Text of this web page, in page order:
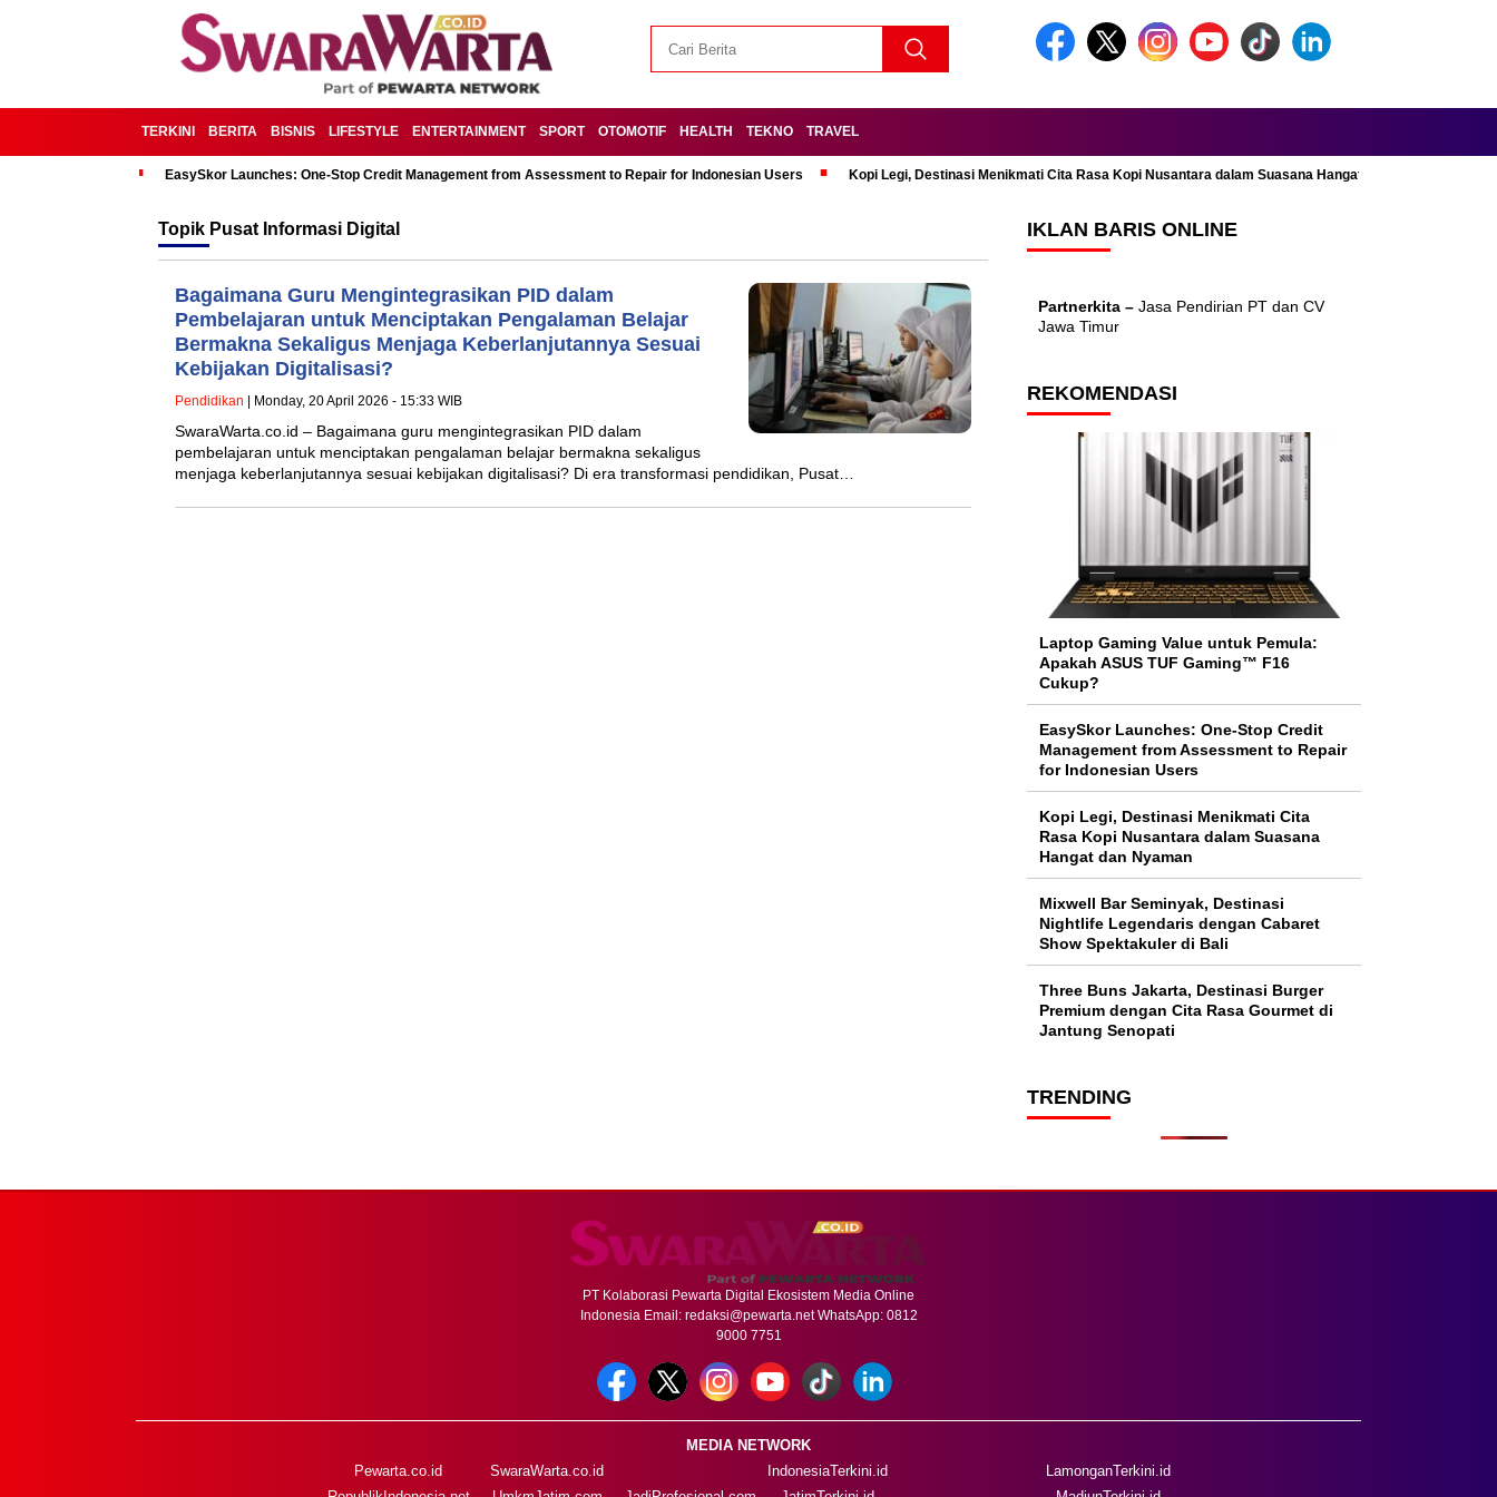
TERKINI BERITA BISNIS LIFESTYLE ENTERTAINMENT SPORT OTOMOTIF HEALTH TEKNO TRAVEL
EasySkor Launches: One-Stop Credit Management from Assessment to Repair for Indonesian Users Kopi Legi, Destinasi Menikmati Cita Rasa Kopi Nusantara dalam Suasana Hangat dan Nyaman
Topik Pusat Informasi Digital
Bagaimana Guru Mengintegrasikan PID dalam
Pembelajaran untuk Menciptakan Pengalaman Belajar
Bermakna Sekaligus Menjaga Keberlanjutannya Sesuai
Kebijakan Digitalisasi?
Pendidikan | Monday, 20 April 2026 - 15:33 WIB
SwaraWarta.co.id – Bagaimana guru mengintegrasikan PID dalam
pembelajaran untuk menciptakan pengalaman belajar bermakna sekaligus
menjaga keberlanjutannya sesuai kebijakan digitalisasi? Di era transformasi pendidikan, Pusat…
IKLAN BARIS ONLINE
Partnerkita – Jasa Pendirian PT dan CV
Jawa Timur
REKOMENDASI
Laptop Gaming Value untuk Pemula:
Apakah ASUS TUF Gaming™ F16
Cukup?
EasySkor Launches: One-Stop Credit
Management from Assessment to Repair
for Indonesian Users
Kopi Legi, Destinasi Menikmati Cita
Rasa Kopi Nusantara dalam Suasana
Hangat dan Nyaman
Mixwell Bar Seminyak, Destinasi
Nightlife Legendaris dengan Cabaret
Show Spektakuler di Bali
Three Buns Jakarta, Destinasi Burger
Premium dengan Cita Rasa Gourmet di
Jantung Senopati
TRENDING
PT Kolaborasi Pewarta Digital Ekosistem Media Online
Indonesia Email: redaksi@pewarta.netWhatsApp: 0812
9000 7751
MEDIA NETWORK
Pewarta.co.id
SwaraWarta.co.id
IndonesiaTerkini.id
LamonganTerkini.id